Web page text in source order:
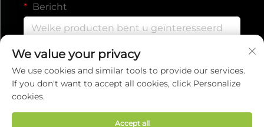
Bericht
We value your privacy
We use cookies and similar tools to provide our services.
If you don't want to accept all cookies, click Personalize
cookies.
Accept all